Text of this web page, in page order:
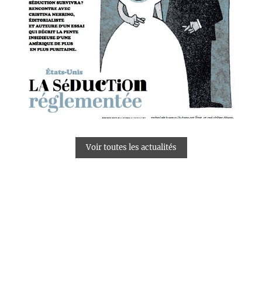
Voir toutes les actualités